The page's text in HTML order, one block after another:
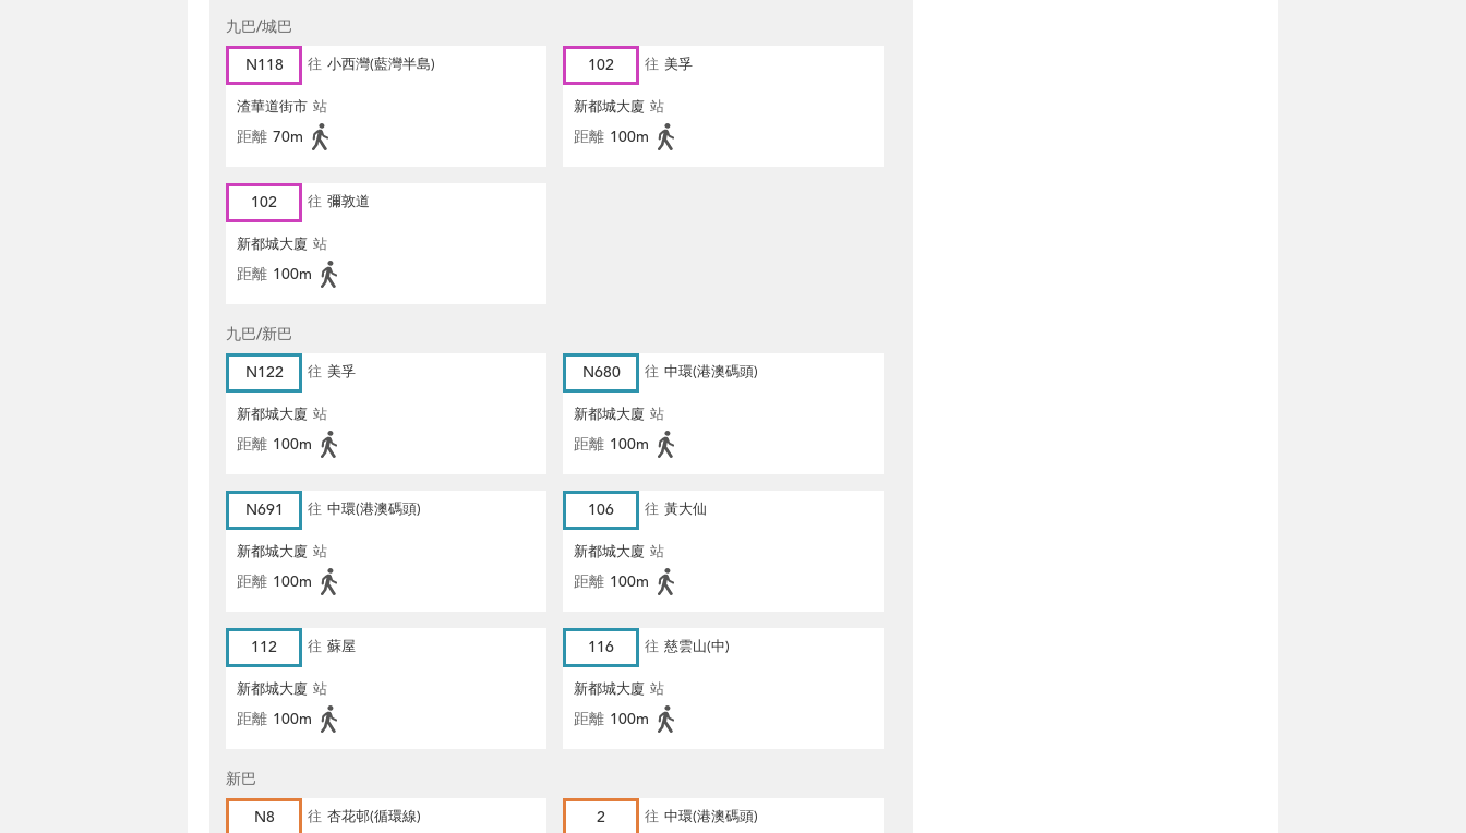
九巴/城巴
N118
往 小西灣(藍灣半島)
渣華道街市 站
距離 70m
102 往 美孚
新都城大廈 站
距離 100m
102 往 彌敦道
新都城大廈 站
距離 100m
九巴/新巴
N122
往 美孚
新都城大廈 站
距離 100m
N680 往 中環(港澳碼頭)
新都城大廈 站
距離 100m
N691 往 中環(港澳碼頭)
新都城大廈 站
距離 100m
106 往 黃大仙
新都城大廈 站
距離 100m
112 往 蘇屋
新都城大廈 站
距離 100m
116 往 慈雲山(中)
新都城大廈 站
距離 100m
新巴
N8
往 杏花邨(循環線) 2 往 中環(港澳碼頭)